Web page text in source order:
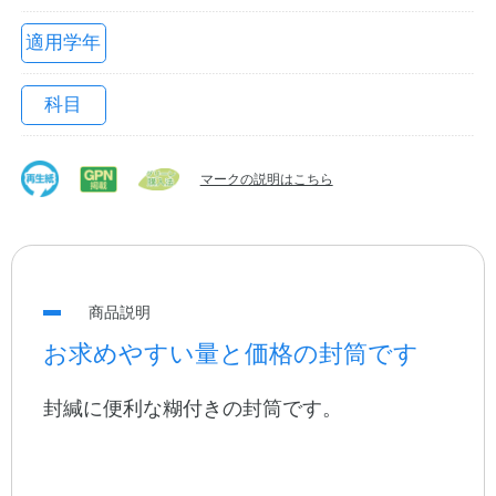
OEMご希望の方へ
適用学年
科目
マークの説明はこちら
商品説明
お求めやすい量と価格の封筒です
封緘に便利な糊付きの封筒です。